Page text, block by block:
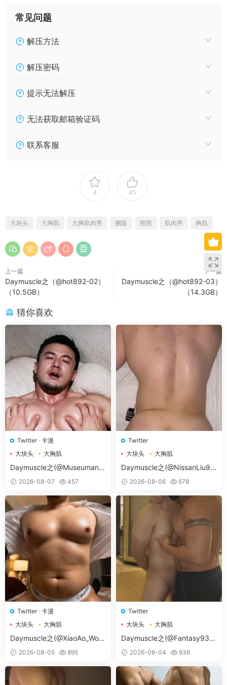
常见问题
解压方法
解压密码
提示无法解压
无法获取邮箱验证码
联系客服
4 45
大块头 大胸肌 大胸肌肉男 捆版 熊熊 肌肉男 胸肌
上一篇
Daymuscle之（@hot892-02）
（10.5GB）
下一篇
Daymuscle之（@hot892-03）
（14.3GB）
猜你喜欢
Twitter· 卡漫
大块头
大胸肌
大胸肌肉男
Daymuscle之(@Museumans-
@Museuman）
2026-08-07 457
Twitter
大块头
大胸肌
大胸肌肉男
Daymuscle之(@NissanLiu98
-@Nissan98）
2026-08-06 678
Twitter· 卡漫
大块头
大胸肌
大胸肌肉男
Daymuscle之(@XiaoAo_Worl
d-@XiaoAo.art）
2026-08-05 895
Twitter
大块头
大胸肌
大胸肌肉男
Daymuscle之(@Fantasy938
15579-@孔控Kong）
2026-08-04 936